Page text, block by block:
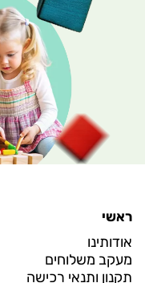
ראשי
אודותינו
מעקב משלוחים
תקנון ותנאי רכישה